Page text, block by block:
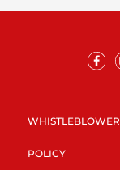
WHISTLEBLOWER
POLICY